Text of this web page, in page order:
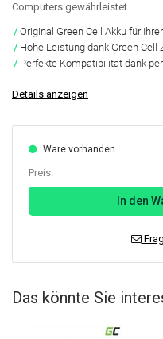
Computers gewährleistet.
Original Green Cell Akku für
Hohe Leistung dank Green Cell
Perfekte Kompatibilität dank
Details anzeigen
Ware vorhanden.
Preis:
In den
Das könnte Sie